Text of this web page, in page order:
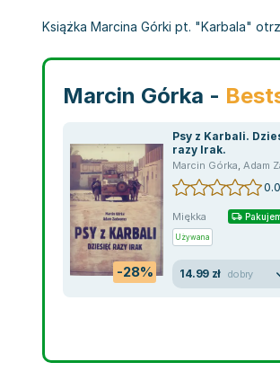
Książka Marcina Górki pt. "Karbala"
Marcin Górka -
-28%
Psy z Karbali.
razy Irak.
Marcin Górka, Adam
0.0
Miękka
Używana
14.99 zł dobry